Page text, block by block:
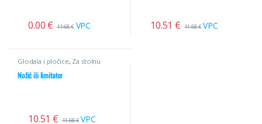
0.00 € 11.68€ VPC 10.51 € 11.68€ VPC
Glodala i pločice, Za stolnu
,
Nožić ili limitator
10.51 € 11.68€ VPC